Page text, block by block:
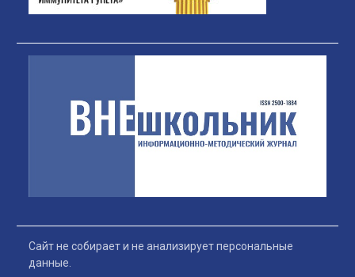
Сайт не собирает и не анализирует персональные
данные.